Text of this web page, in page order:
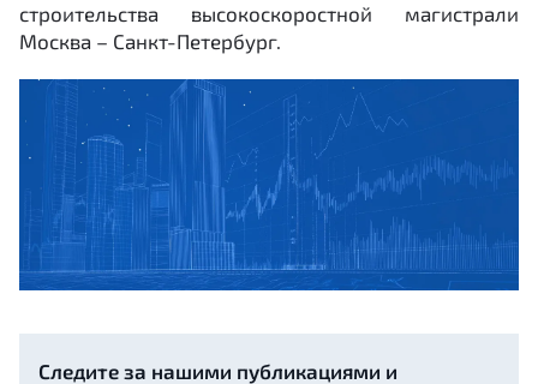
строительства высокоскоростной магистрали
Москва – Санкт-Петербург.
Следите за нашими публикациями и